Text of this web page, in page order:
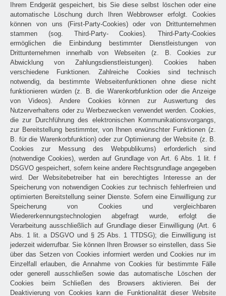
Ihrem Endgerät gespeichert, bis Sie diese selbst löschen oder eine
automatische Löschung durch Ihren Webbrowser erfolgt. Cookies
können von uns (First-Party-Cookies) oder von Drittunternehmen
stammen (sog. Third-Party- Cookies). Third-Party-Cookies
ermöglichen die Einbindung bestimmter Dienstleistungen von
Drittunternehmen innerhalb von Webseiten (z. B. Cookies zur
Abwicklung von Zahlungsdienstleistungen). Cookies haben
verschiedene Funktionen. Zahlreiche Cookies sind technisch
notwendig, da bestimmte Webseitenfunktionen ohne diese nicht
funktionieren würden (z. B. die Warenkorbfunktion oder die Anzeige
von Videos). Andere Cookies können zur Auswertung des
Nutzerverhaltens oder zu Werbezwecken verwendet werden. Cookies,
die zur Durchführung des elektronischen Kommunikationsvorgangs,
zur Bereitstellung bestimmter, von Ihnen erwünschter Funktionen (z.
B. für die Warenkorbfunktion) oder zur Optimierung der Website (z. B.
Cookies zur Messung des Webpublikums) erforderlich sind
(notwendige Cookies), werden auf Grundlage von Art. 6 Abs. 1 lit. f
DSGVO gespeichert, sofern keine andere Rechtsgrundlage angegeben
wird. Der Websitebetreiber hat ein berechtigtes Interesse an der
Speicherung von notwendigen Cookies zur technisch fehlerfreien und
optimierten Bereitstellung seiner Dienste. Sofern eine Einwilligung zur
Speicherung von Cookies und vergleichbaren
Wiedererkennungstechnologien abgefragt wurde, erfolgt die
Verarbeitung ausschließlich auf Grundlage dieser Einwilligung (Art. 6
Abs. 1 lit. a DSGVO und § 25 Abs. 1 TTDSG); die Einwilligung ist
jederzeit widerrufbar. Sie können Ihren Browser so einstellen, dass Sie
über das Setzen von Cookies informiert werden und Cookies nur im
Einzelfall erlauben, die Annahme von Cookies für bestimmte Fälle
oder generell ausschließen sowie das automatische Löschen der
Cookies beim Schließen des Browsers aktivieren. Bei der
Deaktivierung von Cookies kann die Funktionalität dieser Website